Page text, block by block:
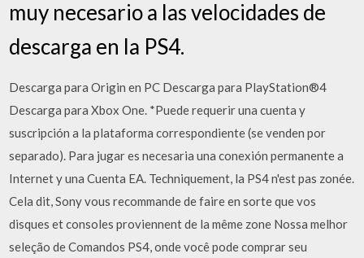
muy necesario a las velocidades de
descarga en la PS4.
Descarga para Origin en PC Descarga para PlayStation®4
Descarga para Xbox One. *Puede requerir una cuenta y
suscripción a la plataforma correspondiente (se venden por
separado). Para jugar es necesaria una conexión permanente a
Internet y una Cuenta EA. Techniquement, la PS4 n'est pas zonée.
Cela dit, Sony vous recommande de faire en sorte que vos
disques et consoles proviennent de la même zone Nossa melhor
seleção de Comandos PS4, onde você pode comprar seu